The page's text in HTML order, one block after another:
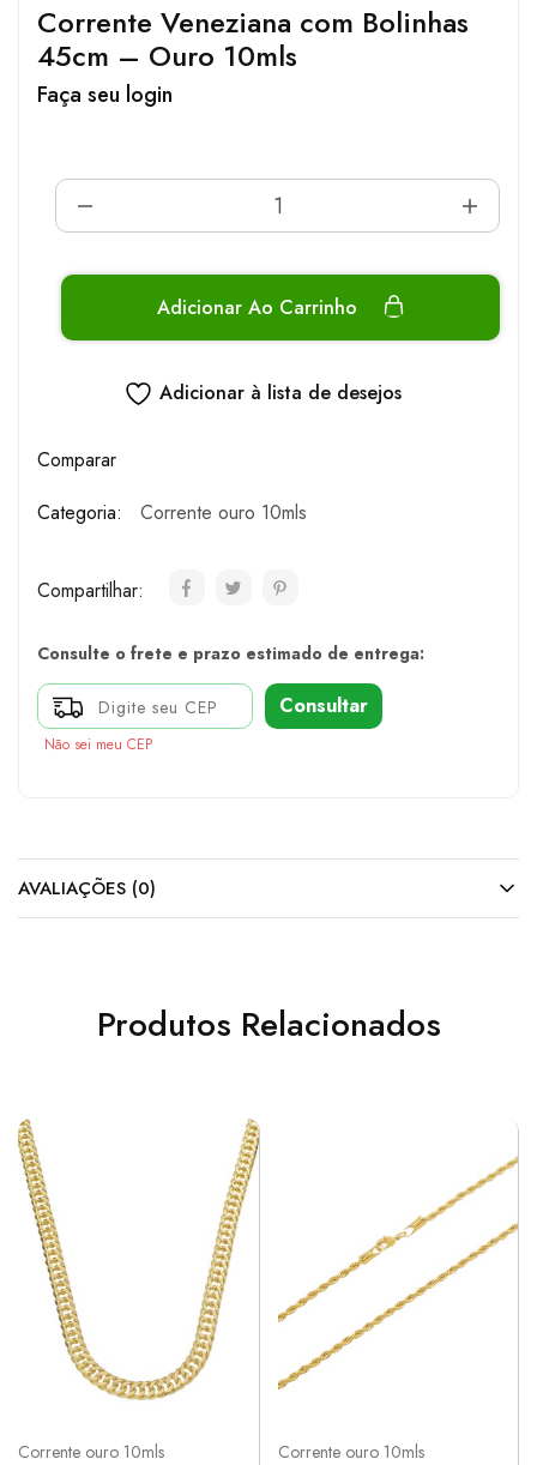
Corrente Veneziana com Bolinhas
45cm – Ouro 10mls
Faça seu login
Adicionar Ao Carrinho
Adicionar à lista de desejos
Comparar
Categoria:
Corrente ouro 10mls
Compartilhar:
Consulte o frete e prazo estimado de entrega:
Consultar
Não sei meu CEP
AVALIAÇÕES (0)
Produtos Relacionados
Corrente ouro 10mls Corrente ouro 10mls